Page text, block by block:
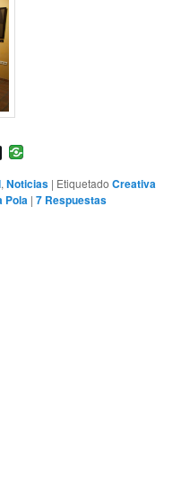
,Noticias | Etiquetado Creativa
Pola |7 Respuestas